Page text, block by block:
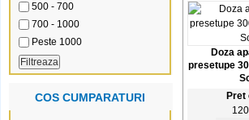
500 - 700
700 - 1000
Peste 1000
COS CUMPARATURI
Doza
presetupe
Pret